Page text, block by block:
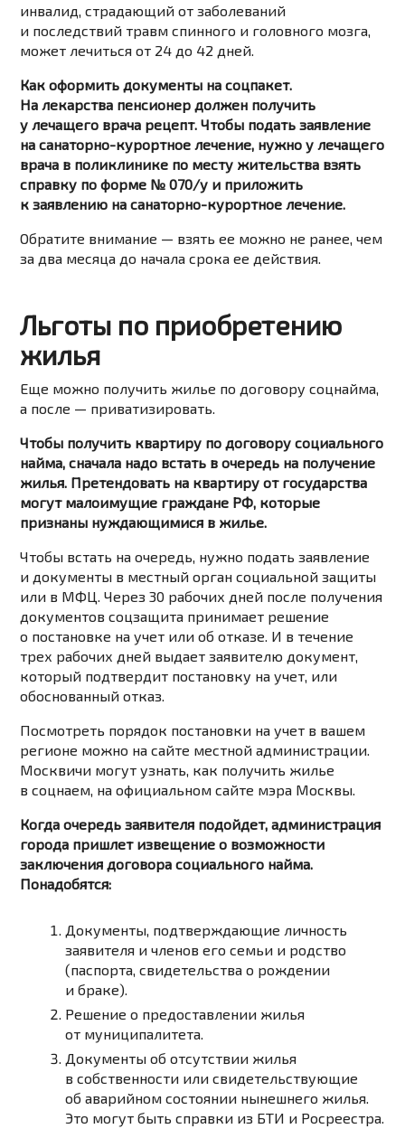
инвалид, страдающий от заболеваний
и последствий травм спинного и головного мозга,
может лечиться от 24 до 42 дней.
Как оформить документы на соцпакет.
На лекарства пенсионер должен получить
у лечащего врача рецепт. Чтобы подать заявление
на санаторно-курортное лечение, нужно у лечащего
врача в поликлинике по месту жительства взять
справку по форме № 070/у и приложить
к заявлению на санаторно-курортное лечение.
Обратите внимание — взять ее можно не ранее, чем
за два месяца до начала срока ее действия.
Льготы по приобретению
жилья
Еще можно получить жилье по договору соцнайма,
а после — приватизировать.
Чтобы получить квартиру по договору социального
найма, сначала надо встать в очередь на получение
жилья. Претендовать на квартиру от государства
могут малоимущие граждане РФ, которые
признаны нуждающимися в жилье.
Чтобы встать на очередь, нужно подать заявление
и документы в местный орган социальной защиты
или в МФЦ. Через 30 рабочих дней после получения
документов соцзащита принимает решение
о постановке на учет или об отказе. И в течение
трех рабочих дней выдает заявителю документ,
который подтвердит постановку на учет, или
обоснованный отказ.
Посмотреть порядок постановки на учет в вашем
регионе можно на сайте местной администрации.
Москвичи могут узнать, как получить жилье
в соцнаем, на официальном сайте мэра Москвы.
Когда очередь заявителя подойдет, администрация
города пришлет извещение о возможности
заключения договора социального найма.
Понадобятся:
Документы, подтверждающие личность
заявителя и членов его семьи и родство
(паспорта, свидетельства о рождении
и браке).
Решение о предоставлении жилья
от муниципалитета.
Документы об отсутствии жилья
в собственности или свидетельствующие
об аварийном состоянии нынешнего жилья.
Это могут быть справки из БТИ и Росреестра.